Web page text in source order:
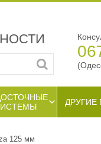
ДРУГИЕ
125 мм